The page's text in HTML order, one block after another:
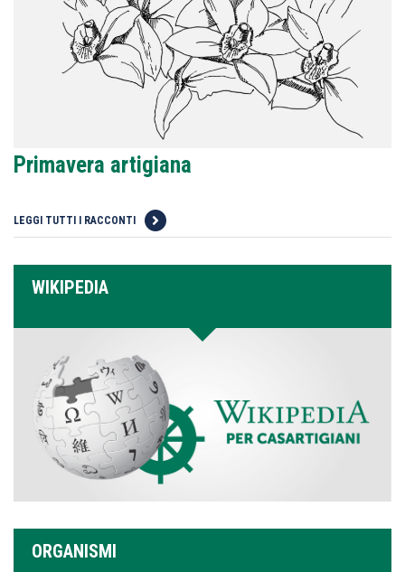
Primavera artigiana
LEGGI TUTTI I RACCONTI
WIKIPEDIA
ORGANISMI